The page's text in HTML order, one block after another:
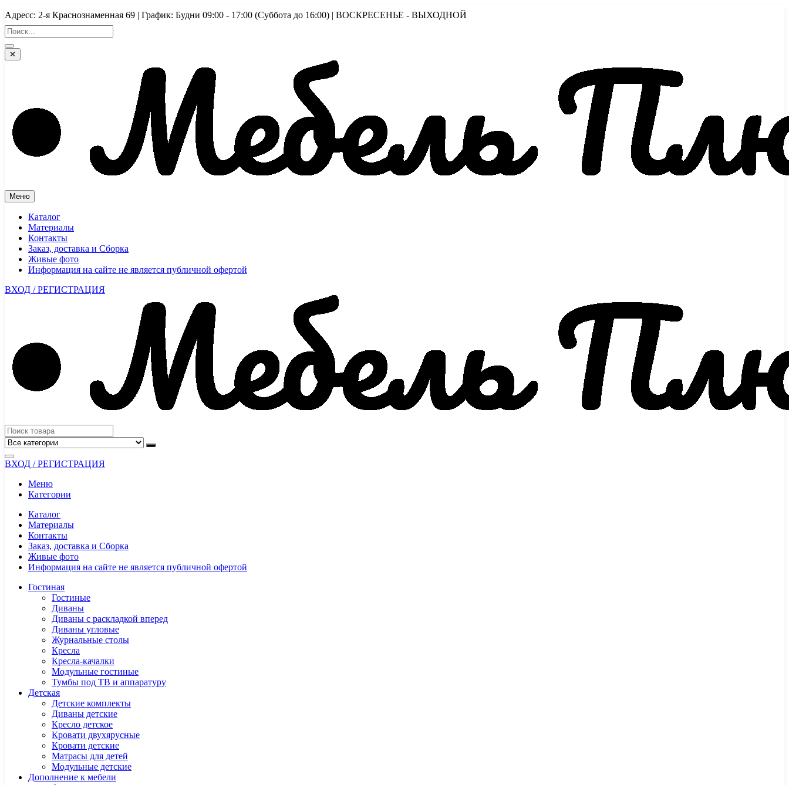
к
содержимому
Адресс: 2-я Краснознаменная 69 | График: Будни 09:00 - 17:00 (Суббота до 16:00) | ВОСКРЕСЕНЬЕ - ВЫХОДНОЙ
✕
Меню
Каталог
Материалы
Контакты
Заказ, доставка и Сборка
Живые фото
Информация на сайте не является публичной офертой
ВХОД / РЕГИСТРАЦИЯ
ВХОД / РЕГИСТРАЦИЯ
Меню
Категории
Каталог
Материалы
Контакты
Заказ, доставка и Сборка
Живые фото
Информация на сайте не является публичной офертой
Гостиная
Гостиные
Диваны
Диваны с раскладкой вперед
Диваны угловые
Журнальные столы
Кресла
Кресла-качалки
Модульные гостиные
Тумбы под ТВ и аппаратуру
Детская
Детские комплекты
Диваны детские
Кресло детское
Кровати двухярусные
Кровати детские
Матрасы для детей
Модульные детские
Дополнение к мебели